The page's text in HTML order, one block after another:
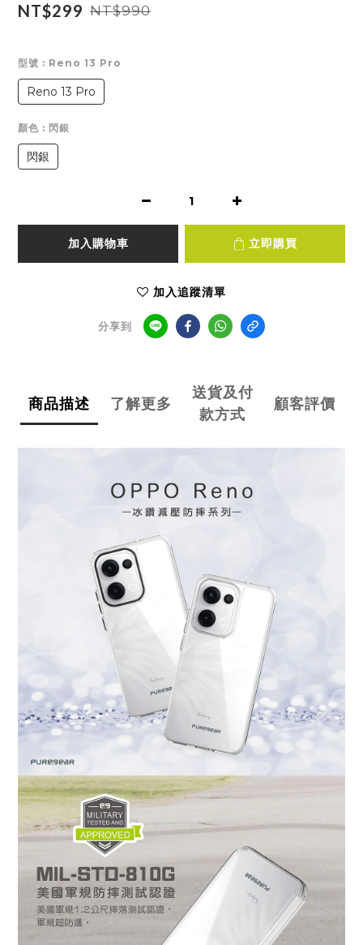
NT$299 NT$990
型號 : Reno 13 Pro
Reno 13 Pro
顏色 : 閃銀
閃銀
加入購物車 立即購買
加入追蹤清單
分享到
商品描述 了解更多
送貨及付
款方式
顧客評價